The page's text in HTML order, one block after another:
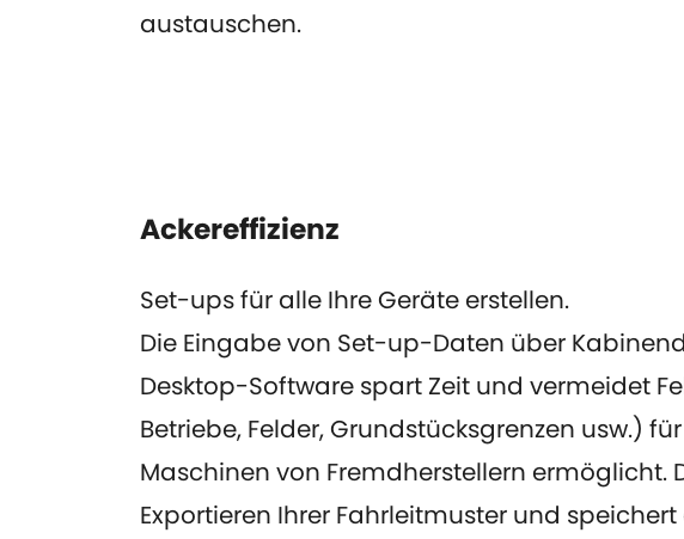
austauschen.
Ackereffizienz
Set-ups für alle Ihre Geräte erstellen.
Die Eingabe von Set-up-Daten über
Desktop-Software spart Zeit und vermeidet
Betriebe, Felder, Grundstücksgrenzen usw.)
Maschinen von Fremdherstellern ermöglicht.
Exportieren Ihrer Fahrleitmuster und